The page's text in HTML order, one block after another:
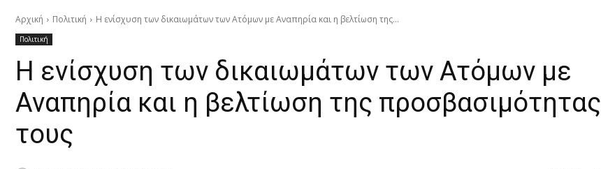
Αρχική Πολιτική Η ενίσχυση των δικαιωμάτων των Ατόμων με Αναπηρία και η βελτίωση της...
Πολιτική
Η ενίσχυση των δικαιωμάτων των Ατόμων με
Αναπηρία και η βελτίωση της προσβασιμότητας
τους